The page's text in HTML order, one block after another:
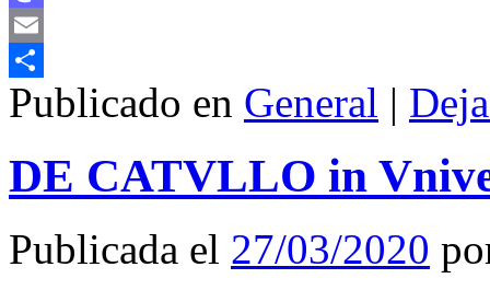
Mastodon
Email
Compartir
Publicado en General |
DE CATVLLO in
Publicada el 27/03/2020